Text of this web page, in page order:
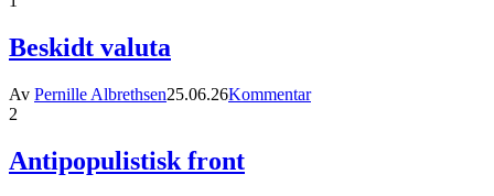
Beskidt valuta
Av Pernille Albrethsen25.06.26Kommentar
2
Antipopulistisk front